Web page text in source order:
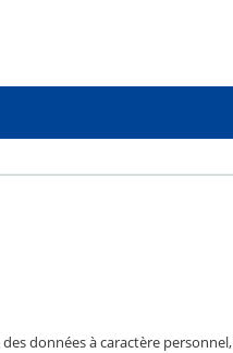
données à caractère personnel,